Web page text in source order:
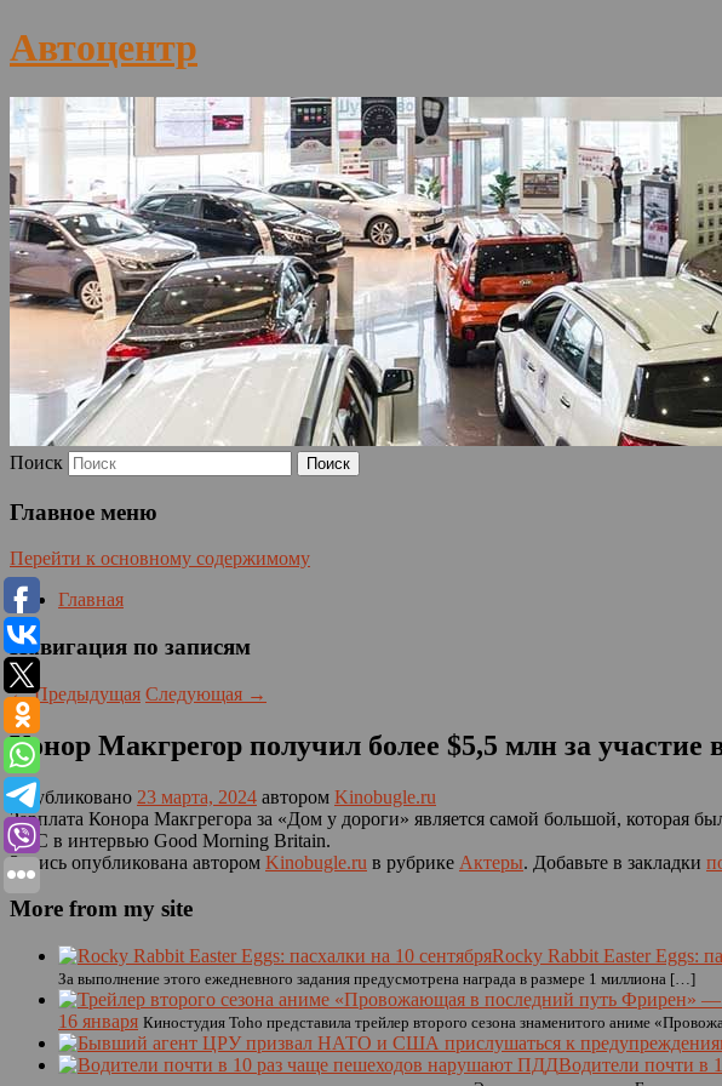
Автоцентр
Поиск
Главное меню
Перейти к основному содержимому
Главная
Навигация по записям
←Предыдущая Следующая →
Конор Макгрегор получил более $5,5 млн за
Опубликовано 23 марта, 2024 автором Kinobugle.ru
Зарплата Конора Макгрегора за «Дом у дороги» является самой большой, которая
UFC в интервью Good Morning Britain.
Запись опубликована автором Kinobugle.ru в рубрике Актеры. Добавьте в закладки
More from my site
Rocky Rabbit Easter Eggs:
За выполнение этого ежедневного задания предусмотрена награда в размере 1 миллиона […]
16 января Киностудия Toho представила трейлер второго сезона знаменитого аниме
Водители почти в